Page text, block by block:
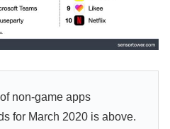
non-game apps
for March 2020 is above.